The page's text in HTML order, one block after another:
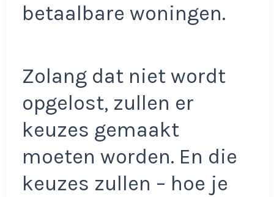
betaalbare woningen.
Zolang dat niet wordt
opgelost, zullen er
keuzes gemaakt
moeten worden. En die
keuzes zullen – hoe je